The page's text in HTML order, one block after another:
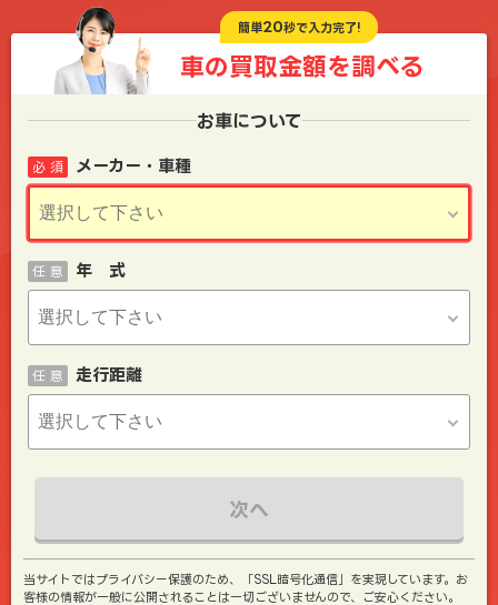
簡単20秒で入力完了!
車の買取金額を調べる
お車について
メーカー・車種
必 須
年 式
任 意
走行距離
任 意
次へ
当サイトではプライバシー保護のため、「SSL暗号化通信」を実現しています。お
客様の情報が一般に公開されることは一切ございませんので、ご安心ください。